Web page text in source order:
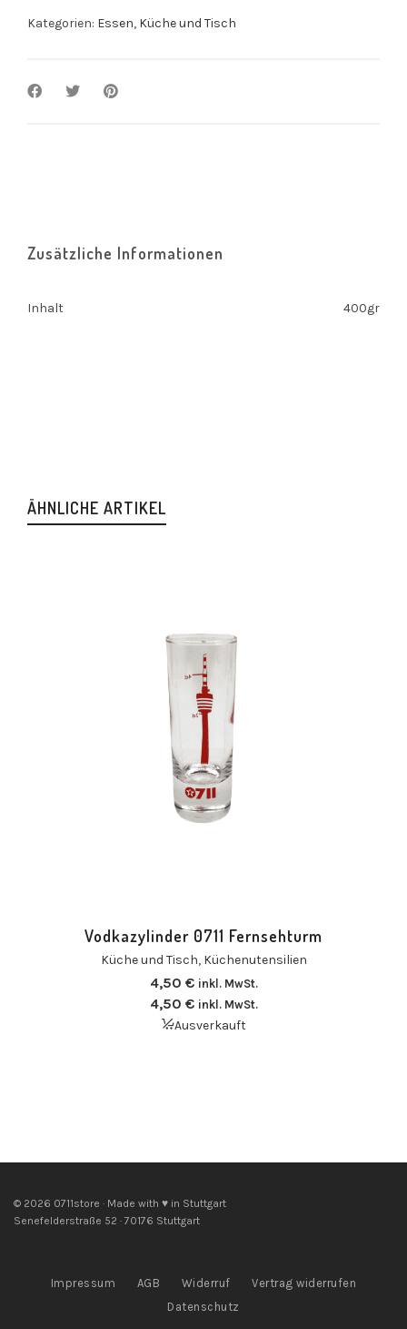
Kategorien: Essen, Küche und Tisch
Zusätzliche Informationen
Inhalt 400gr
ÄHNLICHE ARTIKEL
Vodkazylinder 0711 Fernsehturm
Küche und Tisch, Küchenutensilien
4,50 € inkl. MwSt.
4,50 € inkl. MwSt.
Ausverkauft
© 2026 0711store · Made with ♥ in Stuttgart
Senefelderstraße 52 · 70176 Stuttgart
Impressum AGB Widerruf
Vertrag widerrufen
Datenschutz